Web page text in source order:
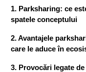
1. Parksharing: ce
spatele conceptului
2. Avantajele
care le aduce în
3. Provocări legate